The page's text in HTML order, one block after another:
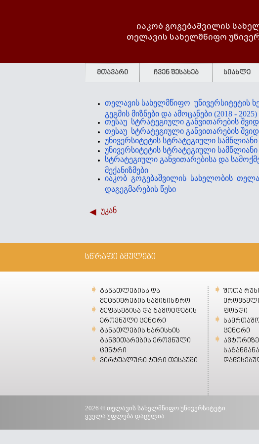
იაკობ გოგებაშვილის
თელავის სახელმწიფო
მთავარი ჩვენ შესახებ სიახლე
თელავის სახელმწიფო უნივერსიტეტის
გეგმის მიზნები და ამოცანები (2018 - 2025)
თესაუ სტრატეგიული განვითარების
თესაუ სტრატეგიული განვითარების
უნივერსიტეტის სტრატეგიული სამწლიანი
უნივერსიტეტის სტრატეგიული სამწლიანი
სტრატეგიული განვითარებისა და
მექანიზმები
იაკობ გოგებაშვილის სახელობის
დაგეგმარების წესი
უკან
სწრაფი ბმულები
განათლებისა და
მეცნიერების სამინისტრო
შეფასებისა და გამოცდების
ეროვნული ცენტრი
განათლების ხარისხის
განვითარების ეროვნული
ცენტრი
ვირტუალური ტური თესაუში
შოთა
ფონდი
ცენტრი
2026 © თელავის სახელმწიფო უნივერსიტეტი.
ყველა უფლება დაცულია.